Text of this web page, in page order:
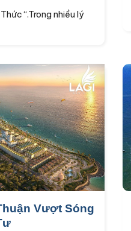
“.Trong nhiều lý
Vượt Sóng